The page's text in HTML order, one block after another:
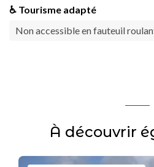
♿ Tourisme adapté
Non accessible en fauteuil
À découvrir